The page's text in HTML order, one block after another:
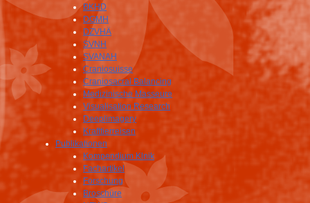
BKHD
DGMH
DZVHÄ
SVNH
SVANAH
Craniosuisse
Craniosacral Balancing
Medizinische Masseure
Visualisation Research
Deeplimagery
Krafttierreisen
Publikationen
Kompendium Klnik
Fachartikel
Forschung
Broschüre